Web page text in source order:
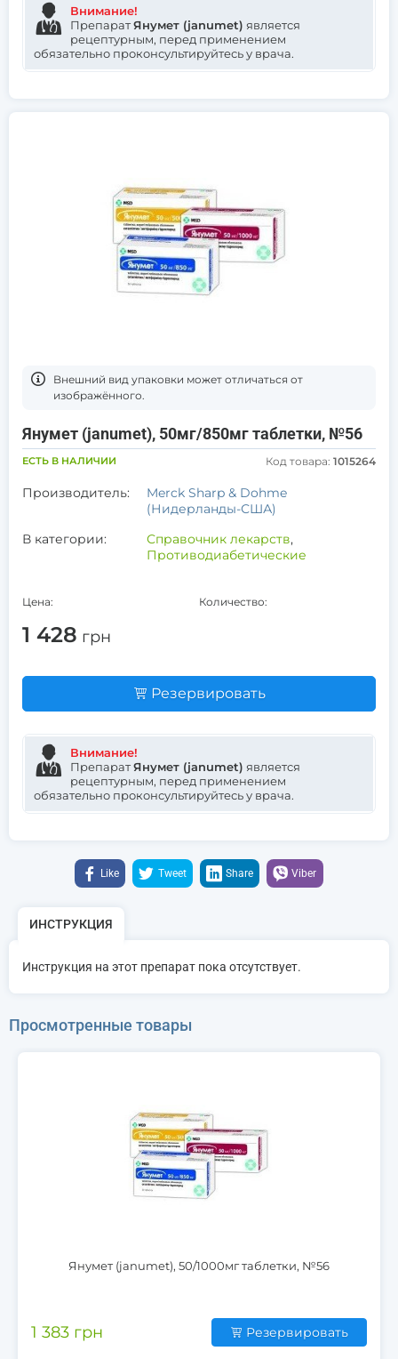
Внимание!
ПрепаратЯнумет (janumet) является
рецептурным, перед применением
обязательно проконсультируйтесь у врача.
Bнешний вид упаковки может отличаться от
изображённого.
Янумет (janumet), 50мг/850мг таблетки, №56
ЕСТЬ В НАЛИЧИИ Код товара: 1015264
Производитель:
Merck Sharp & Dohme
(Нидерланды-США)
В категории:
Справочник лекарств,
Противодиабетические
Цена:
1 428 грн
Количество:
Резервировать
Внимание!
ПрепаратЯнумет (janumet) является
рецептурным, перед применением
обязательно проконсультируйтесь у врача.
Like Tweet Share Viber
ИНСТРУКЦИЯ
Инструкция на этот препарат пока отсутствует.
Просмотренные товары
Янумет (janumet), 50/1000мг таблетки, №56
Резервировать
1 383 грн